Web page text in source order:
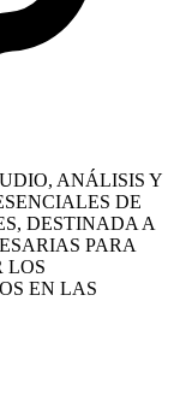
ANÁLISIS Y
DE
DESTINADA A
PARA
LOS
EN LAS